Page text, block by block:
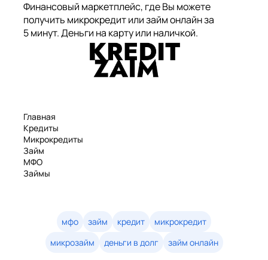
Финансовый маркетплейс, где Вы можете
получить микрокредит или займ онлайн за
5 минут. Деньги на карту или наличкой.
Главная
Кредиты
Микрокредиты
Займ
МФО
Займы
Займы онлайн
Денежные кредиты
мфо займ кредит
микрокредит
микрозайм
деньги в долг займ онлайн